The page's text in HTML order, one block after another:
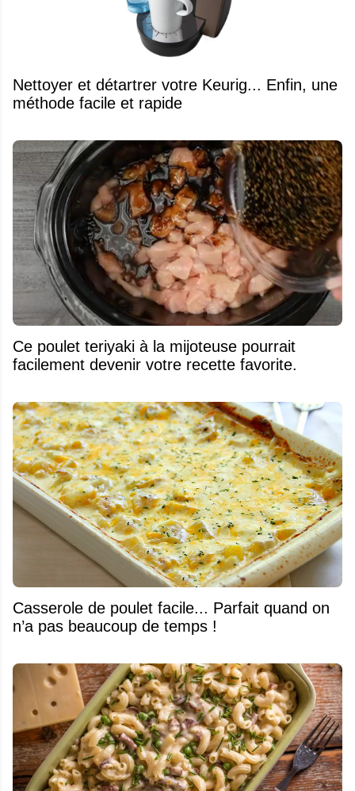
Nettoyer et détartrer votre Keurig... Enfin, une
méthode facile et rapide
Ce poulet teriyaki à la mijoteuse pourrait
facilement devenir votre recette favorite.
Casserole de poulet facile... Parfait quand on
n’a pas beaucoup de temps !